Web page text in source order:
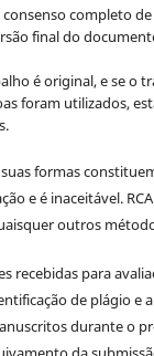
completo
final do
é original, e se o
foram utilizados,
suas formas
e é inaceitável.
outros
recebidas para
de plágio e
durante o